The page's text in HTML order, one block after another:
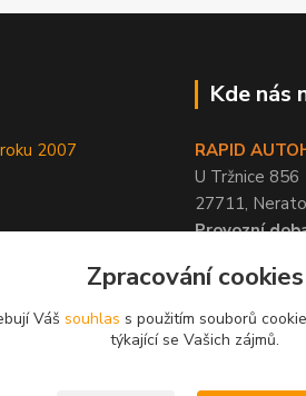
2007
Kde nás
RAPID
U Tržnice 856
27711,
Provozní
Zpracování cookies
Váš souhlas s použitím souborů
týkající se Vašich zájmů.